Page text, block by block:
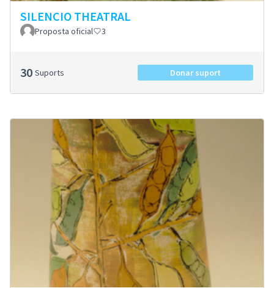
SILENCIO THEATRAL
Proposta oficial 3
30 Suports Donar suport